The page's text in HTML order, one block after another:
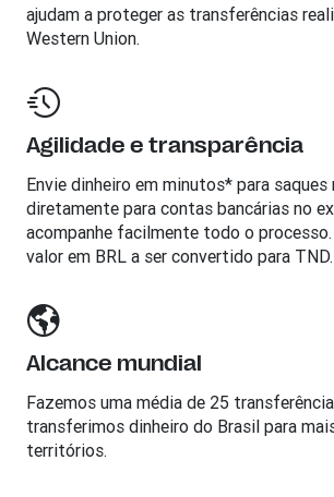
ajudam a proteger as transferências
Western Union.
Agilidade e transparência
Envie dinheiro em minutos* para saques
diretamente para contas bancárias no
acompanhe facilmente todo o
valor em BRL a ser convertido para TND.
Alcance mundial
Fazemos uma média de 25
transferimos dinheiro do Brasil para
territórios.